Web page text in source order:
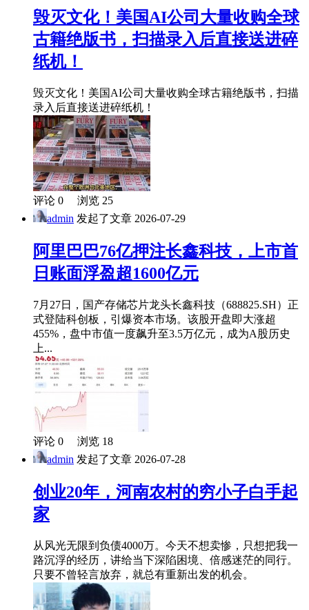
毁灭文化！美国AI公司大量收购全球
古籍绝版书，扫描录入后直接送进碎
纸机！
毁灭文化！美国AI公司大量收购全球古籍绝版书，扫描
录入后直接送进碎纸机！
评论 0 浏览 25
admin 发起了文章 2026-07-29
阿里巴巴76亿押注长鑫科技，上市首
日账面浮盈超1600亿元
7月27日，国产存储芯片龙头长鑫科技（688825.SH）正
式登陆科创板，引爆资本市场。该股开盘即大涨超
455%，盘中市值一度飙升至3.5万亿元，成为A股历史
上...
评论 0 浏览 18
admin 发起了文章 2026-07-28
创业20年，河南农村的穷小子白手起
家
从风光无限到负债4000万。今天不想卖惨，只想把我一
路沉浮的经历，讲给当下深陷困境、倍感迷茫的同行。
只要不曾轻言放弃，就总有重新出发的机会。